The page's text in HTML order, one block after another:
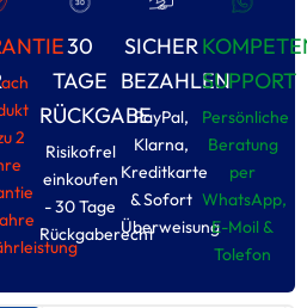
2
30
TAGE
RÜCKGABE
Risikofrel
einkoufen
- 30 Tage
Rückgaberecht
SICHER
BEZAHLEN
PayPal,
Klarna,
Kreditkarte
& Sofort
Überweisung
SUPPORT
Persönliche
Beratung
per
WhatsApp,
E-Moil &
Tolefon